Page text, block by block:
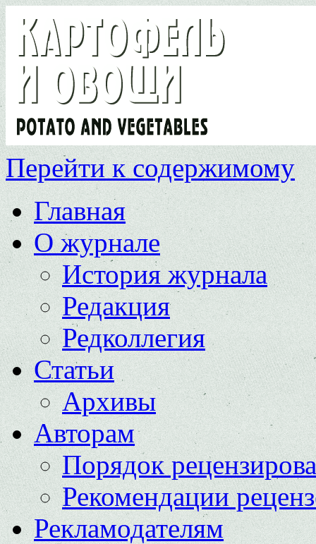
Перейти к содержимому
Главная
О журнале
История журнала
Редакция
Редколлегия
Статьи
Архивы
Авторам
Порядок
Рекомендации
Рекламодателям